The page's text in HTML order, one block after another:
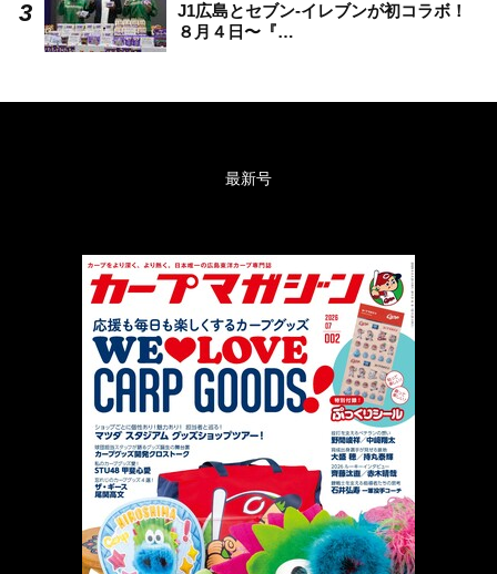
J1広島とセブン-イレブンが初コラボ！
８月４日〜『…
最新号